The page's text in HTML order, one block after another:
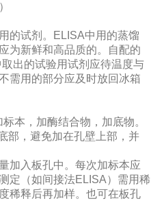
的试剂。ELISA中用的蒸馏
为新鲜和高品质的。自配的
出的试验用试剂应待温度与
需用的部分应及时放回冰箱
本，加酶结合物，加底物。
部，避免加在孔壁上部，并
加入板孔中。每次加标本应
定（如间接法ELISA）需用稀
稀释后再加样。也可在板孔